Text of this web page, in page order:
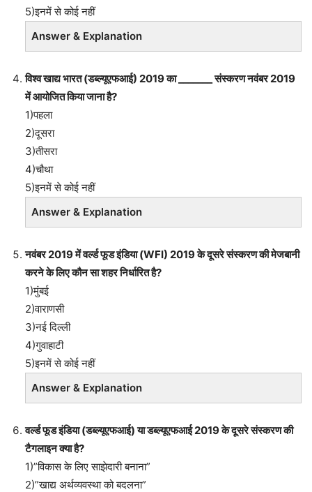
5)इनमें से कोई नहीं
Answer & Explanation
विश्व खाद्य भारत (डब्ल्यूएफआई) 2019 का _______ संस्करण नवंबर 2019
में आयोजित किया जाना है?
1)पहला
2)दूसरा
3)तीसरा
4)चौथा
5)इनमें से कोई नहीं
Answer & Explanation
नवंबर 2019 में वर्ल्ड फूड इंडिया (WFI) 2019 के दूसरे संस्करण की मेजबानी
करने के लिए कौन सा शहर निर्धारित है?
1)मुंबई
2)वाराणसी
3)नई दिल्ली
4)गुवाहाटी
5)इनमें से कोई नहीं
Answer & Explanation
वर्ल्ड फूड इंडिया (डब्ल्यूएफआई) या डब्ल्यूएफआई 2019 के दूसरे संस्करण की
टैगलाइन क्या है?
1)”विकास के लिए साझेदारी बनाना”
2)”खाद्य अर्थव्यवस्था को बदलना”